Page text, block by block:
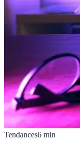
Tendances6 min